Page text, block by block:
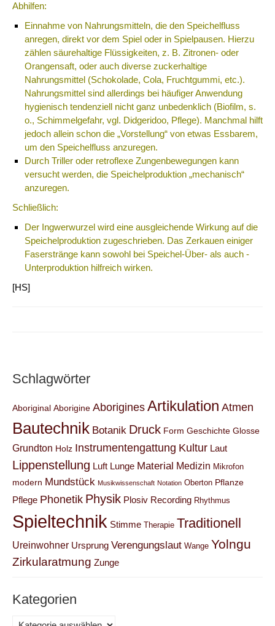
Abhilfen:
Einnahme von Nahrungsmitteln, die den Speichelfluss
anregen, direkt vor dem Spiel oder in Spielpausen. Hierzu
zählen säurehaltige Flüssigkeiten, z. B. Zitronen- oder
Orangensaft, oder auch diverse zuckerhaltige
Nahrungsmittel (Schokolade, Cola, Fruchtgummi, etc.).
Nahrungsmittel sind allerdings bei häufiger Anwendung
hygienisch tendenziell nicht ganz unbedenklich (Biofilm, s.
o., Schimmelgefahr, vgl. Didgeridoo, Pflege). Manchmal hilft
jedoch allein schon die „Vorstellung“ von etwas Essbarem,
um den Speichelfluss anzuregen.
Durch Triller oder retroflexe Zungenbewegungen kann
versucht werden, die Speichelproduktion „mechanisch“
anzuregen.
Schließlich:
Der Ingwerwurzel wird eine ausgleichende Wirkung auf die
Speichelproduktion zugeschrieben. Das Zerkauen einiger
Faserstränge kann sowohl bei Speichel-Über- als auch -
Unterproduktion hilfreich wirken.
[HS]
Schlagwörter
Aboriginal Aborigine AboriginesArtikulation Atmen
Bautechnik Botanik Druck Form Geschichte Glosse
Grundton Holz Instrumentengattung Kultur Laut
Lippenstellung Luft Lunge Material Medizin Mikrofon
modern Mundstück Musikwissenschaft Notation Oberton Pflanze
Pflege Phonetik Physik Plosiv Recording Rhythmus
Spieltechnik Stimme Therapie Traditionell
Ureinwohner Ursprung Verengungslaut Wange Yolngu
Zirkularatmung Zunge
Kategorien
Kategorien